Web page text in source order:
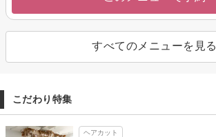
すべてのメニューを見る
こだわり特集
ヘアカット